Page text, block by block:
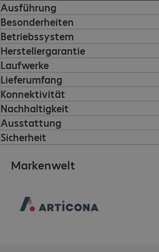
Ausführung
Besonderheiten
Betriebssystem
Herstellergarantie
Laufwerke
Lieferumfang
Konnektivität
Nachhaltigkeit
Ausstattung
Sicherheit
Markenwelt